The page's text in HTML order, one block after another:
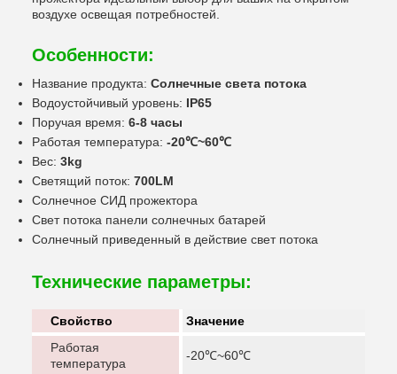
воздухе освещая потребностей.
Особенности:
Название продукта: Солнечные света потока
Водоустойчивый уровень: IP65
Поручая время: 6-8 часы
Работая температура: -20℃~60℃
Вес: 3kg
Светящий поток: 700LM
Солнечное СИД прожектора
Свет потока панели солнечных батарей
Солнечный приведенный в действие свет потока
Технические параметры:
Свойство
Значение
Работая
температура
-20℃~60℃